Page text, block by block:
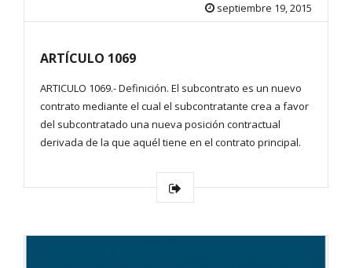
septiembre 19, 2015
ARTÍCULO 1069
ARTICULO 1069.- Definición. El subcontrato es un nuevo
contrato mediante el cual el subcontratante crea a favor
del subcontratado una nueva posición contractual
derivada de la que aquél tiene en el contrato principal.